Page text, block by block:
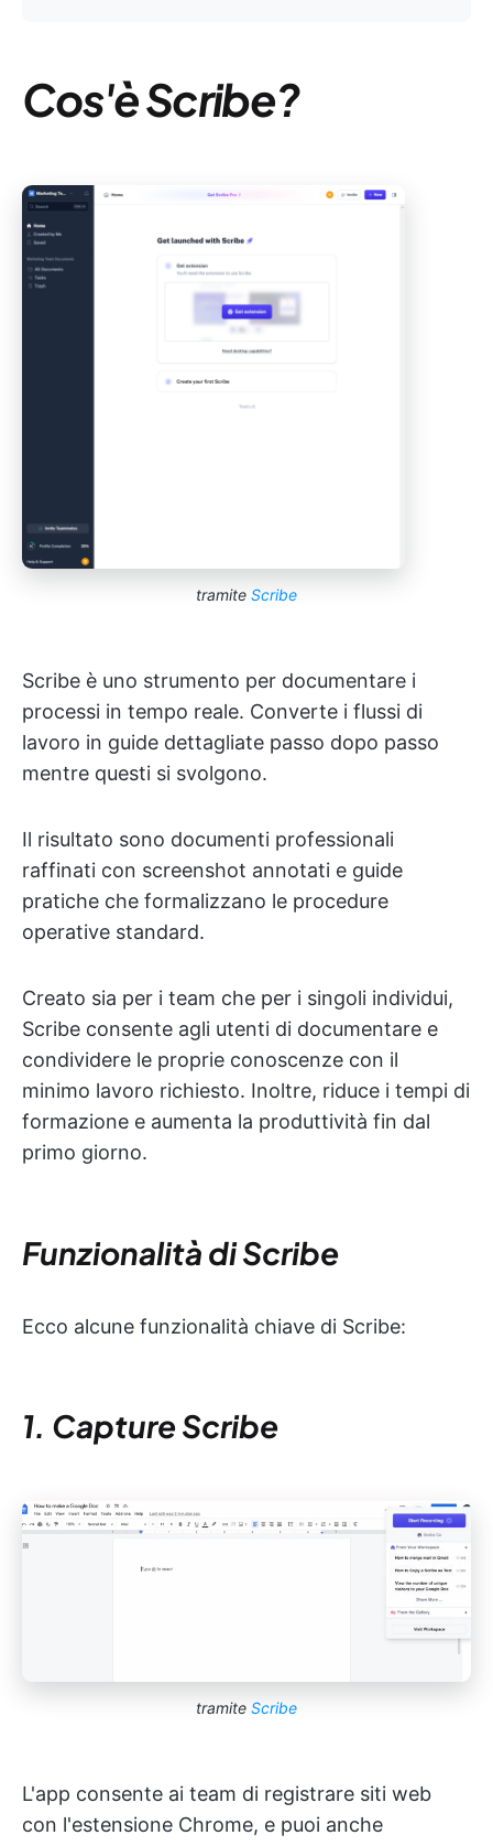
Cos'è Scribe?
tramite Scribe
Scribe è uno strumento per documentare i
processi in tempo reale. Converte i flussi di
lavoro in guide dettagliate passo dopo passo
mentre questi si svolgono.
Il risultato sono documenti professionali
raffinati con screenshot annotati e guide
pratiche che formalizzano le procedure
operative standard.
Creato sia per i team che per i singoli individui,
Scribe consente agli utenti di documentare e
condividere le proprie conoscenze con il
minimo lavoro richiesto. Inoltre, riduce i tempi di
formazione e aumenta la produttività fin dal
primo giorno.
Funzionalità di Scribe
Ecco alcune funzionalità chiave di Scribe:
1. Capture Scribe
tramite Scribe
L'app consente ai team di registrare siti web
con l'estensione Chrome, e puoi anche